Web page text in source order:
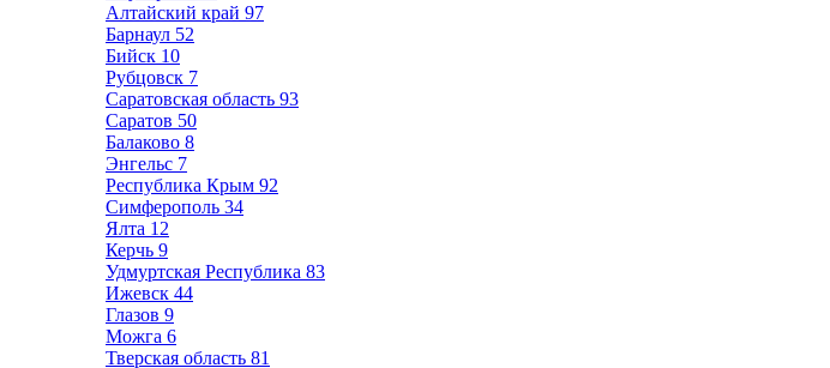
Алтайский край 97
Барнаул 52
Бийск 10
Рубцовск 7
Саратовская область 93
Саратов 50
Балаково 8
Энгельс 7
Республика Крым 92
Симферополь 34
Ялта 12
Керчь 9
Удмуртская Республика 83
Ижевск 44
Глазов 9
Можга 6
Тверская область 81